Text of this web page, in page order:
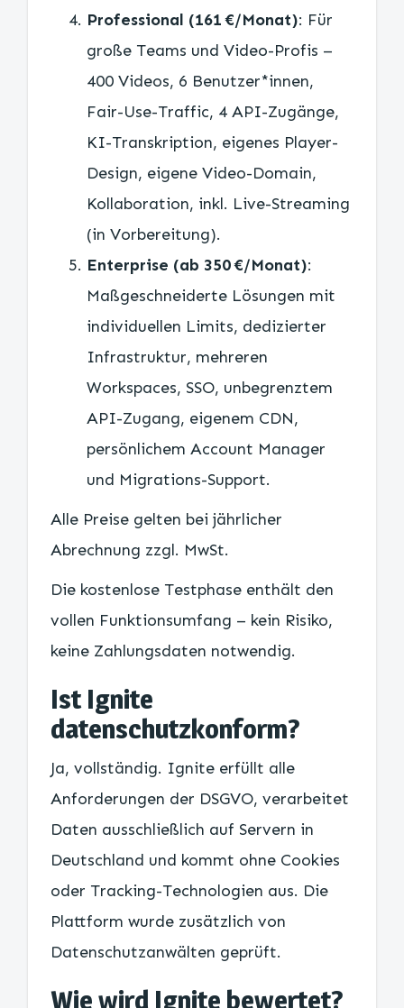
Professional (161 €/Monat): Für
große Teams und Video-Profis –
400 Videos, 6 Benutzer*innen,
Fair-Use-Traffic, 4 API-Zugänge,
KI-Transkription, eigenes Player-
Design, eigene Video-Domain,
Kollaboration, inkl. Live-Streaming
(in Vorbereitung).
Enterprise (ab 350 €/Monat):
Maßgeschneiderte Lösungen mit
individuellen Limits, dedizierter
Infrastruktur, mehreren
Workspaces, SSO, unbegrenztem
API-Zugang, eigenem CDN,
persönlichem Account Manager
und Migrations-Support.
Alle Preise gelten bei jährlicher
Abrechnung zzgl. MwSt.
Die kostenlose Testphase enthält den
vollen Funktionsumfang – kein Risiko,
keine Zahlungsdaten notwendig.
Ist Ignite
datenschutzkonform?
Ja, vollständig. Ignite erfüllt alle
Anforderungen der DSGVO, verarbeitet
Daten ausschließlich auf Servern in
Deutschland und kommt ohne Cookies
oder Tracking-Technologien aus. Die
Plattform wurde zusätzlich von
Datenschutzanwälten geprüft.
Wie wird Ignite bewertet?